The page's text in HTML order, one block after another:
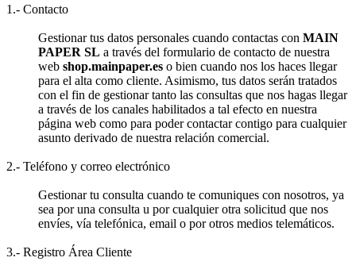
1.- Contacto
Gestionar tus datos personales cuando contactas con MAIN
PAPER SL a través del formulario de contacto de nuestra
web shop.mainpaper.es o bien cuando nos los haces llegar
para el alta como cliente. Asimismo, tus datos serán tratados
con el fin de gestionar tanto las consultas que nos hagas llegar
a través de los canales habilitados a tal efecto en nuestra
página web como para poder contactar contigo para cualquier
asunto derivado de nuestra relación comercial.
2.- Teléfono y correo electrónico
Gestionar tu consulta cuando te comuniques con nosotros, ya
sea por una consulta u por cualquier otra solicitud que nos
envíes, vía telefónica, email o por otros medios telemáticos.
3.- Registro Área Cliente